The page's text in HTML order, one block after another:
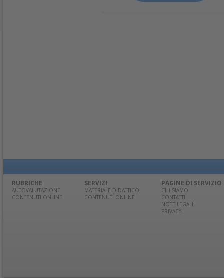
RUBRICHE
AUTOVALUTAZIONE
CONTENUTI ONLINE
SERVIZI
MATERIALE DIDATTICO
CONTENUTI ONLINE
PAGINE DI SERVIZIO
CHI SIAMO
CONTATTI
NOTE LEGALI
PRIVACY